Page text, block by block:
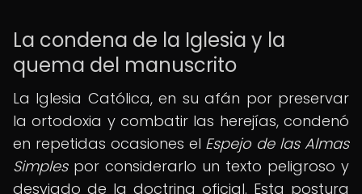
La condena de la Iglesia y la
quema del manuscrito
La Iglesia Católica, en su afán por preservar
la ortodoxia y combatir las herejías, condenó
en repetidas ocasiones el Espejo de las Almas
Simplespor considerarlo un texto peligroso y
desviado de la doctrina oficial. Esta postura